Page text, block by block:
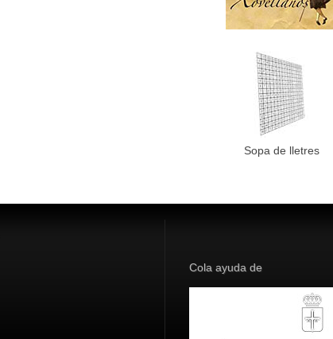
Sopa de lletres
Cola ayuda de